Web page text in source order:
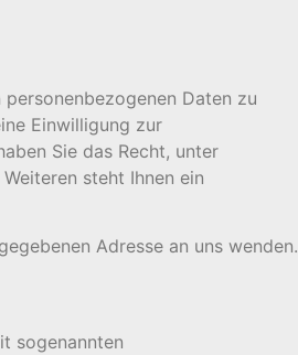
Daten zu
Einwilligung zur
Sie das Recht, unter
steht Ihnen ein
Adresse an uns wenden.
sogenannten